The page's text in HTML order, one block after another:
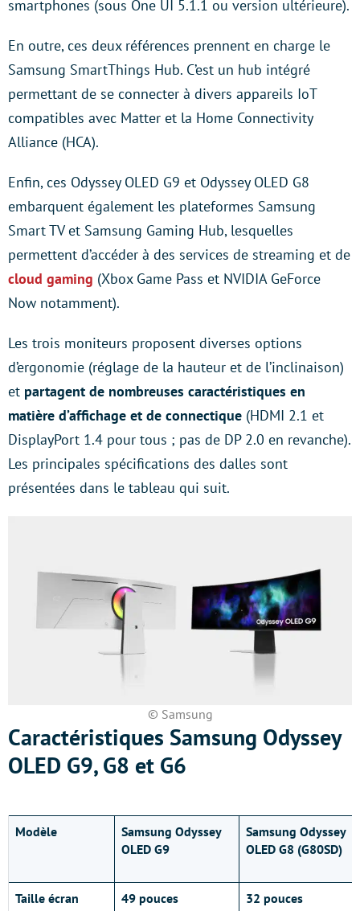
smartphones (sous One UI 5.1.1 ou version ultérieure).
En outre, ces deux références prennent en charge le
Samsung SmartThings Hub. C’est un hub intégré
permettant de se connecter à divers appareils IoT
compatibles avec Matter et la Home Connectivity
Alliance (HCA).
Enfin, ces Odyssey OLED G9 et Odyssey OLED G8
embarquent également les plateformes Samsung
Smart TV et Samsung Gaming Hub, lesquelles
permettent d’accéder à des services de streaming et de
cloud gaming (Xbox Game Pass et NVIDIA GeForce
Now notamment).
Les trois moniteurs proposent diverses options
d’ergonomie (réglage de la hauteur et de l’inclinaison)
et partagent de nombreuses caractéristiques en
matière d’affichage et de connectique (HDMI 2.1 et
DisplayPort 1.4 pour tous ; pas de DP 2.0 en revanche).
Les principales spécifications des dalles sont
présentées dans le tableau qui suit.
© Samsung
Caractéristiques Samsung Odyssey
OLED G9, G8 et G6
Modèle
Samsung Odyssey
OLED G9
Samsung Odyssey
OLED G8 (G80SD)
Taille écran 49 pouces
32 pouces